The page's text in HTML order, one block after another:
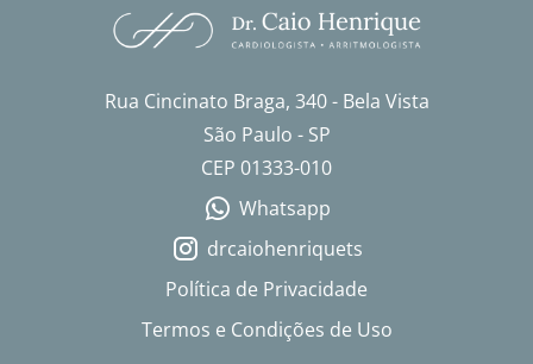
Rua Cincinato Braga, 340 - Bela Vista
São Paulo - SP
CEP 01333-010
Whatsapp
drcaiohenriquets
Política de Privacidade
Termos e Condições de Uso